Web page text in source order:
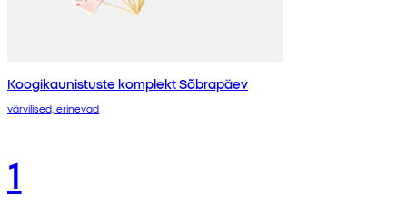
Koogikaunistuste komplekt Sõbrapäev
värvilised, erinevad
1